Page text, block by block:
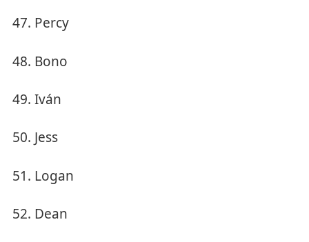
Percy
Bono
Iván
Jess
Logan
Dean